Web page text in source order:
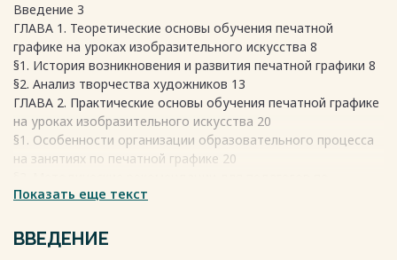
Введение 3
ГЛАВА 1. Теоретические основы обучения печатной
графике на уроках изобразительного искусства 8
§1. История возникновения и развития печатной графики 8
§2. Анализ творчества художников 13
ГЛАВА 2. Практические основы обучения печатной графике
на уроках изобразительного искусства 20
§1. Особенности организации образовательного процесса
на занятиях по печатной графике 20
обучению печатной графике 28
СПИСОК ЛИТЕРАТУРЫ 36
Показать еще текст
ВВЕДЕНИЕ